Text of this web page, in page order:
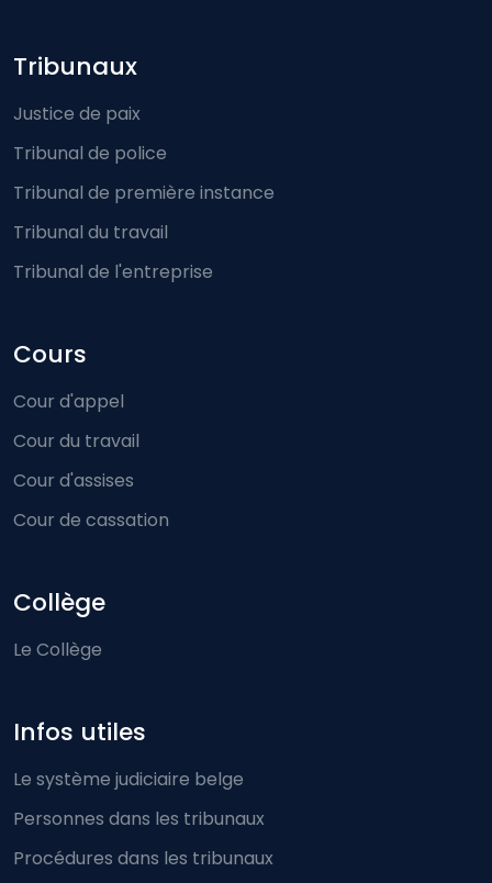
Footer-menu
Tribunaux
Justice de paix
Tribunal de police
Tribunal de première instance
Tribunal du travail
Tribunal de l'entreprise
Cours
Cour d'appel
Cour du travail
Cour d'assises
Cour de cassation
Collège
Le Collège
Infos utiles
Le système judiciaire belge
Personnes dans les tribunaux
Procédures dans les tribunaux